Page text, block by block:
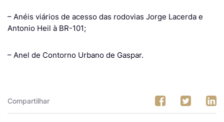
– Anéis viários de acesso das rodovias Jorge Lacerda e
Antonio Heil à BR-101;
– Anel de Contorno Urbano de Gaspar.
Compartilhar